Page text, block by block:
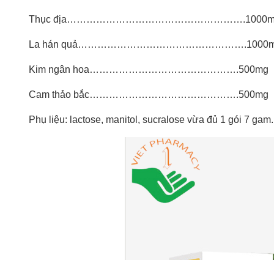
Thục
La hán
Kim ngân hoa……………………………………….500mg
Cam thảo bắc……………………………………….500mg
Phụ liệu: lactose, manitol, sucralose vừa đủ 1 gói 7 gam.